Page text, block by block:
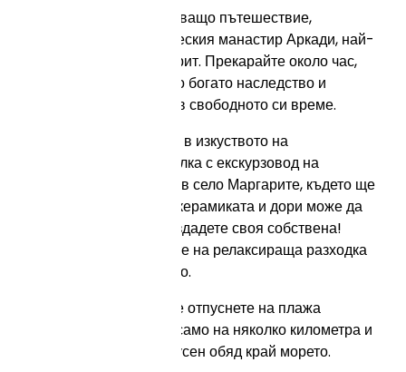
Впуснете се в завладяващо пътешествие,
започващо от историческия манастир Аркади, най-
важният манастир в Крит. Прекарайте около час,
разглеждайки неговото богато наследство и
архитектурна красота в свободното си време.
След това се потопете в изкуството на
грънчарството с обиколка с екскурзовод на
близката работилница в село Маргарите, където ще
научите историята на керамиката и дори може да
получите шанса да създадете своя собствена!
След това се насладете на релаксираща разходка
из очарователното село.
И накрая, можете да се отпуснете на плажа
Спилиес(Пещерите), само на няколко километра и
да се насладите на вкусен обяд край морето.